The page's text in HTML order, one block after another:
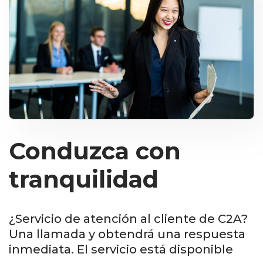
Conduzca con
tranquilidad
¿Servicio de atención al cliente de C2A?
Una llamada y obtendrá una respuesta
inmediata. El servicio está disponible